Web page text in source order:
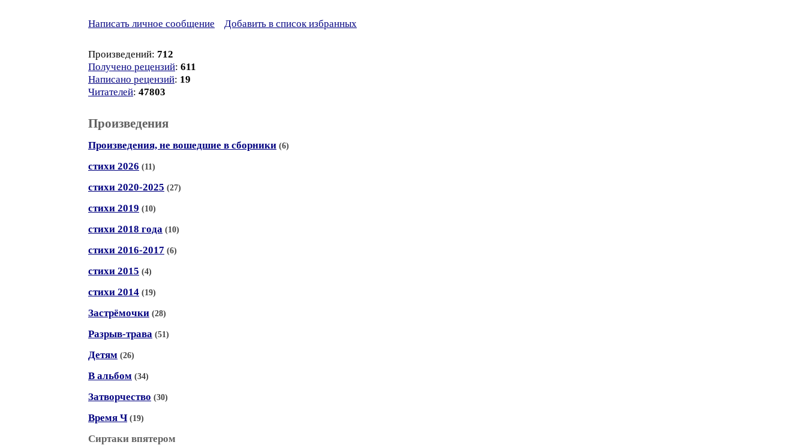
Написать личное сообщение Добавить в список избранных
Произведений: 712
Получено рецензий: 611
Написано рецензий: 19
Читателей: 47803
Произведения
Произведения, не вошедшие в сборники (6)
стихи 2026 (11)
стихи 2020-2025 (27)
стихи 2019 (10)
стихи 2018 года (10)
стихи 2016-2017 (6)
стихи 2015 (4)
стихи 2014 (19)
Застрёмочки (28)
Разрыв-трава (51)
Детям (26)
В альбом (34)
Затворчество (30)
Время Ч (19)
Сиртаки впятером